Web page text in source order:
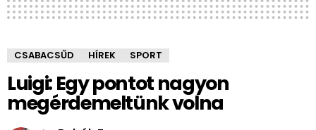
CSABACSŰD HÍREK SPORT
Luigi: Egy pontot nagyon
megérdemeltünk volna